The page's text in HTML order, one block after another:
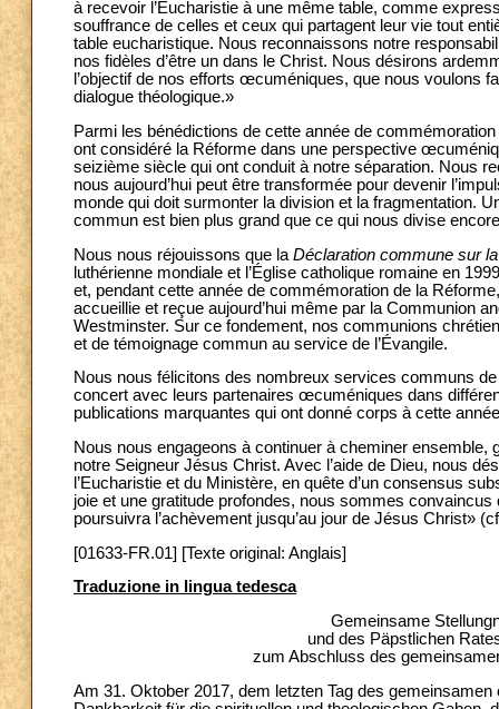
à recevoir l’Eucharistie à une même table, comme
souffrance de celles et ceux qui partagent leur vie tout
table eucharistique. Nous reconnaissons notre
nos fidèles d’être un dans le Christ. Nous désirons
l’objectif de nos efforts œcuméniques, que nous voulons
dialogue théologique.»
Parmi les bénédictions de cette année de
ont considéré la Réforme dans une perspective
seizième siècle qui ont conduit à notre séparation. Nous
nous aujourd’hui peut être transformée pour devenir
monde qui doit surmonter la division et la fragmentation.
commun est bien plus grand que ce qui nous divise
Nous nous réjouissons que la Déclaration commune sur
luthérienne mondiale et l’Église catholique romaine en
et, pendant cette année de commémoration de la
accueillie et reçue aujourd’hui même par la Communion
Westminster. Sur ce fondement, nos communions
et de témoignage commun au service de l’Évangile.
Nous nous félicitons des nombreux services communs
concert avec leurs partenaires œcuméniques dans
publications marquantes qui ont donné corps à cette
Nous nous engageons à continuer à cheminer ensemble,
notre Seigneur Jésus Christ. Avec l’aide de Dieu, nous
l’Eucharistie et du Ministère, en quête d’un consensus
joie et une gratitude profondes, nous sommes
poursuivra l’achèvement jusqu’au jour de Jésus Christ»
[01633-FR.01] [Texte original: Anglais]
Traduzione in lingua tedesca
Gemeinsame
und des Päpstlichen
zum Abschluss des
Am 31. Oktober 2017, dem letzten Tag des